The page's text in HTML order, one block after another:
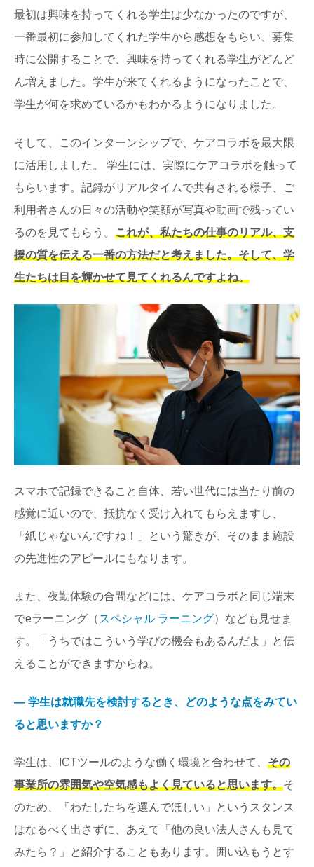
最初は興味を持ってくれる学生は少なかったのですが、
一番最初に参加してくれた学生から感想をもらい、募集
時に公開することで、興味を持ってくれる学生がどんど
ん増えました。学生が来てくれるようになったことで、
学生が何を求めているかもわかるようになりました。
そして、このインターンシップで、ケアコラボを最大限
に活用しました。 学生には、実際にケアコラボを触って
もらいます。記録がリアルタイムで共有される様子、ご
利用者さんの日々の活動や笑顔が写真や動画で残ってい
るのを見てもらう。 これが、私たちの仕事のリアル、支
援の質を伝える一番の方法だと考えました。そして、学
生たちは目を輝かせて見てくれるんですよね。
スマホで記録できること自体、若い世代には当たり前の
感覚に近いので、抵抗なく受け入れてもらえますし、
「紙じゃないんですね！」という驚きが、そのまま施設
の先進性のアピールにもなります。
また、夜勤体験の合間などには、ケアコラボと同じ端末
でeラーニング（ スペシャル ラーニング）なども見せま
す。「うちではこういう学びの機会もあるんだよ」と伝
えることができますからね。
― 学生は就職先を検討するとき、どのような点をみてい
ると思いますか？
学生は、ICTツールのような働く環境と合わせて、 その
事業所の雰囲気や空気感もよく見ていると思います。そ
のため、「わたしたちを選んでほしい」というスタンス
はなるべく出さずに、あえて「他の良い法人さんも見て
みたら？」と紹介することもあります。囲い込もうとす